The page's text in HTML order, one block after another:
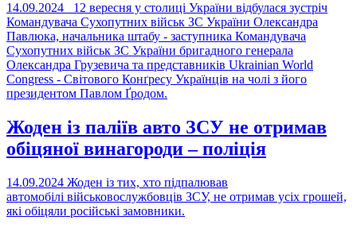
14.09.2024
12 вересня у столиці України відбулася зустріч
Командувача Сухопутних військ ЗС України Олександра
Павлюка, начальника штабу - заступника Командувача
Сухопутних військ ЗС України бригадного генерала
Олександра Грузевича та представників Ukrainian World
Congress - Свiтового Конґресу Українців на чолі з його
президентом Павлом Ґродом.
Жоден із паліїв авто ЗСУ не отримав
обіцяної винагороди – поліція
14.09.2024 Жоден із тих, хто підпалював
автомобілі військовослужбовців ЗСУ, не отримав усіх грошей,
які обіцяли російські замовники.